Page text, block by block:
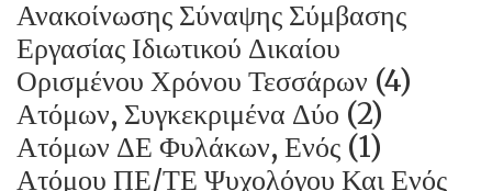
Ανακοίνωσης Σύναψης Σύμβασης
Εργασίας Ιδιωτικού Δικαίου
Ορισμένου Χρόνου Τεσσάρων (4)
Ατόμων, Συγκεκριμένα Δύο (2)
Ατόμων ΔΕ Φυλάκων, Ενός (1)
Ατόμου ΠΕ/ΤΕ Ψυχολόγου Και Ενός